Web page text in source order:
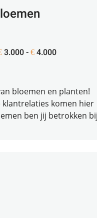
3.000 - € 4.000
bloemen en planten!
komen hier
ben jij betrokken bij